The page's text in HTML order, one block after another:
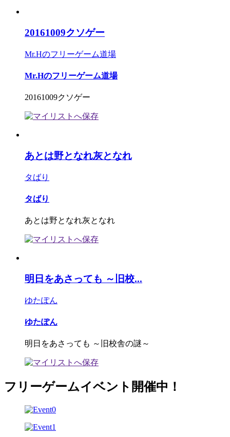
20161009クソゲー
Mr.Hのフリーゲーム道場
Mr.Hのフリーゲーム道場
20161009クソゲー
あとは野となれ灰となれ
タばり
タばり
あとは野となれ灰となれ
明日をあさっても ～旧校...
ゆたぽん
ゆたぽん
明日をあさっても ～旧校舎の謎～
フリーゲームイベント開催中！